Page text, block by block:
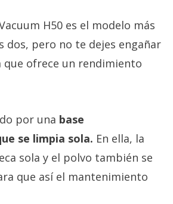
H50 es el modelo más
dos, pero no te dejes engañar
que ofrece un rendimiento
por una base
se limpia sola. En ella, la
sola y el polvo también se
que así el mantenimiento